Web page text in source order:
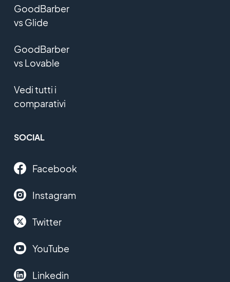
GoodBarber
vs Glide
GoodBarber
vs Lovable
Vedi tutti i
comparativi
SOCIAL
Facebook
Instagram
Twitter
YouTube
Linkedin